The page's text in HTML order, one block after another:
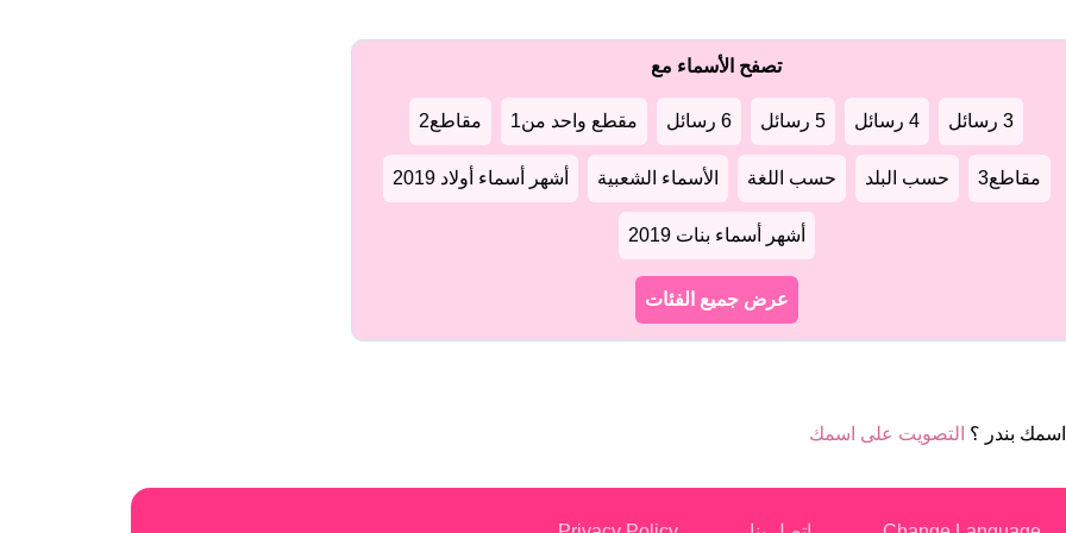
تصفح الأسماء مع
3 رسائل 4 رسائل 5 رسائل 6 رسائل مقطع واحد من1 مقاطع2
مقاطع3 حسب البلد حسب اللغة الأسماء الشعبية أشهر أسماء أولاد 2019
أشهر أسماء بنات 2019
عرض جميع الفئات
بندر ؟ التصويت على اسمك